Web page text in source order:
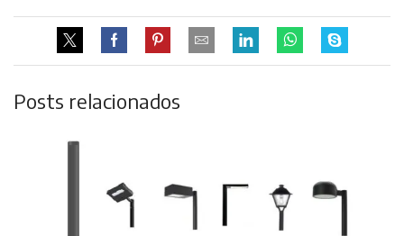
Posts relacionados